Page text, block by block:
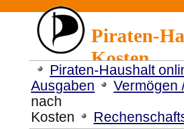
Piraten-
Kosten
Piraten-Haushalt
Ausgaben
Vermögen
nach
Kosten